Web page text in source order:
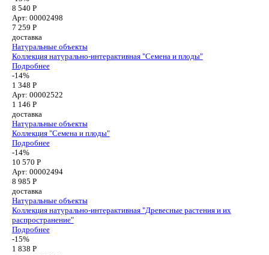
8 540 Р
Арт: 00002498
7 259 Р
доставка
Натуральные объекты
Коллекция натурально-интерактивная "Семена и плоды"
Подробнее
-14%
1 348 Р
Арт: 00002522
1 146 Р
доставка
Натуральные объекты
Коллекция "Семена и плоды"
Подробнее
-14%
10 570 Р
Арт: 00002494
8 985 Р
доставка
Натуральные объекты
Коллекция натурально-интерактивная "Древесные растения и их
распространение"
Подробнее
-15%
1 838 Р